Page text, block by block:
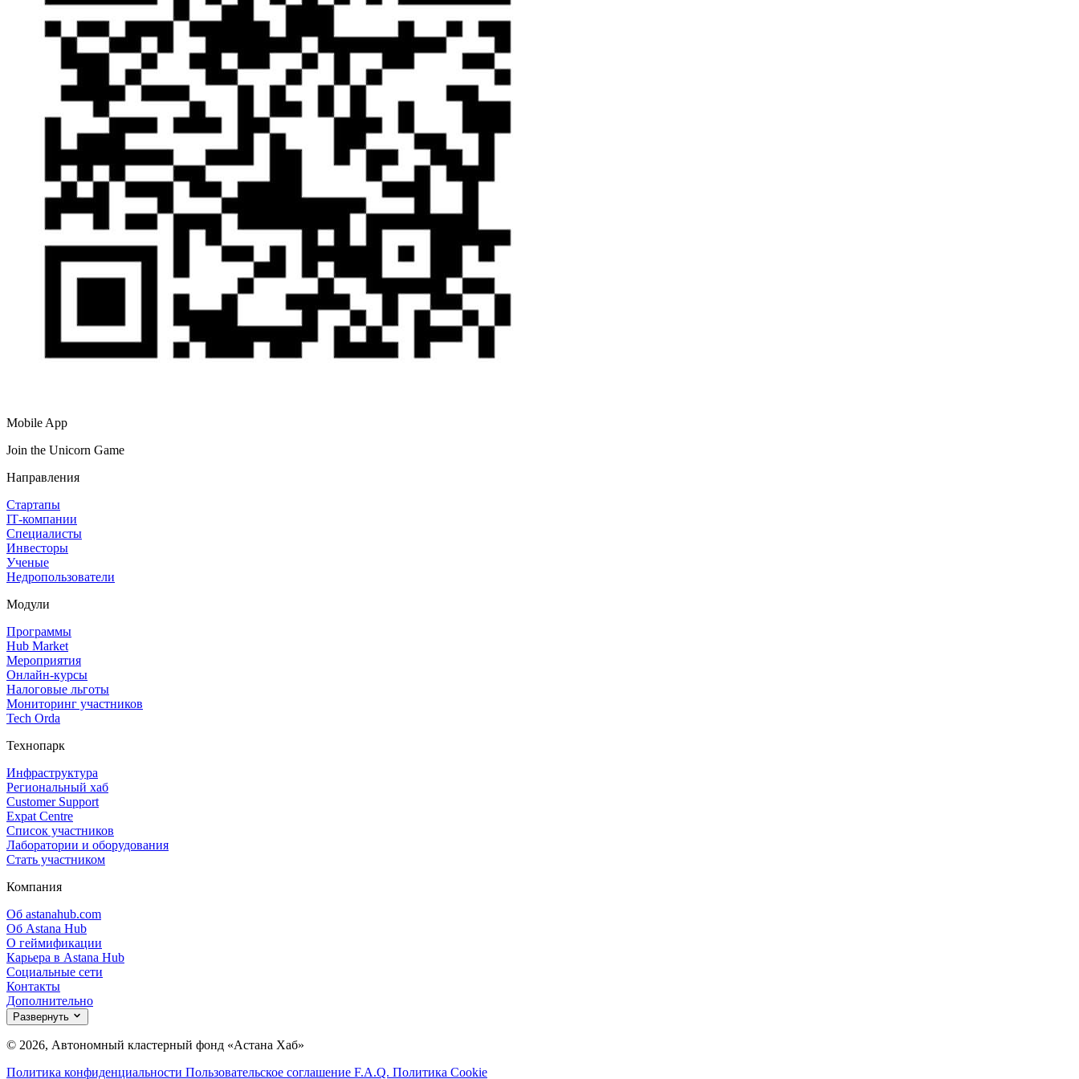
Mobile App
Join the Unicorn Game
Направления
Стартапы
IT‑компании
Специалисты
Инвесторы
Ученые
Недропользователи
Модули
Программы
Hub Market
Мероприятия
Онлайн‑курсы
Налоговые льготы
Мониторинг участников
Tech Orda
Технопарк
Инфраструктура
Региональный хаб
Customer Support
Expat Centre
Список участников
Лаборатории и оборудования
Стать участником
Компания
Об astanahub.com
Об Astana Hub
О геймификации
Карьера в Astana Hub
Социальные сети
Контакты
Дополнительно
Развернуть
© 2026, Автономный кластерный фонд «Астана Хаб»
Политика конфиденциальности Пользовательское соглашение F.A.Q. Политика Cookie